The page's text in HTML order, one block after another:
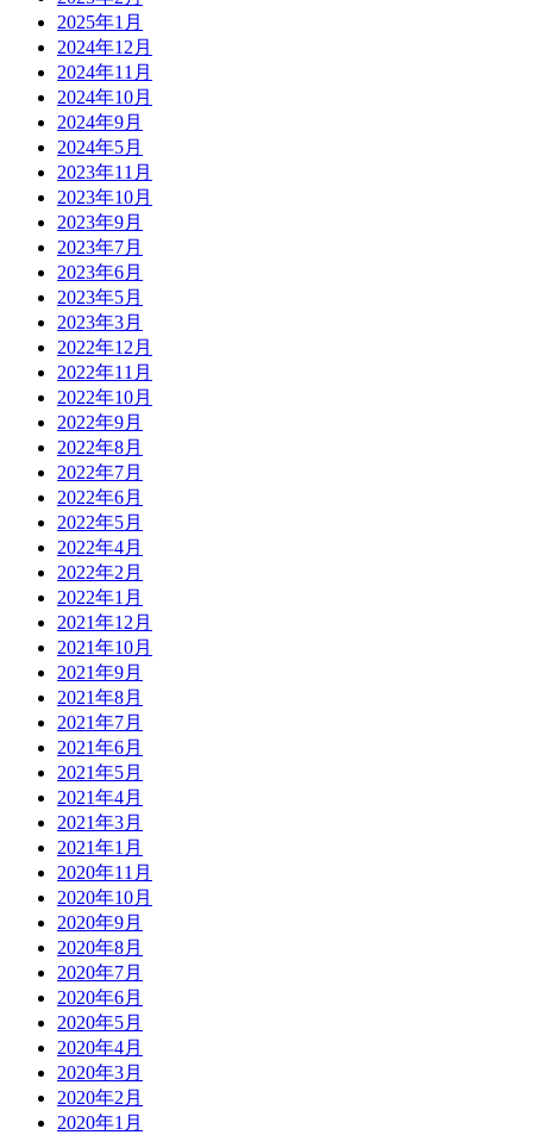
2025年1月
2024年12月
2024年11月
2024年10月
2024年9月
2024年5月
2023年11月
2023年10月
2023年9月
2023年7月
2023年6月
2023年5月
2023年3月
2022年12月
2022年11月
2022年10月
2022年9月
2022年8月
2022年7月
2022年6月
2022年5月
2022年4月
2022年2月
2022年1月
2021年12月
2021年10月
2021年9月
2021年8月
2021年7月
2021年6月
2021年5月
2021年4月
2021年3月
2021年1月
2020年11月
2020年10月
2020年9月
2020年8月
2020年7月
2020年6月
2020年5月
2020年4月
2020年3月
2020年2月
2020年1月